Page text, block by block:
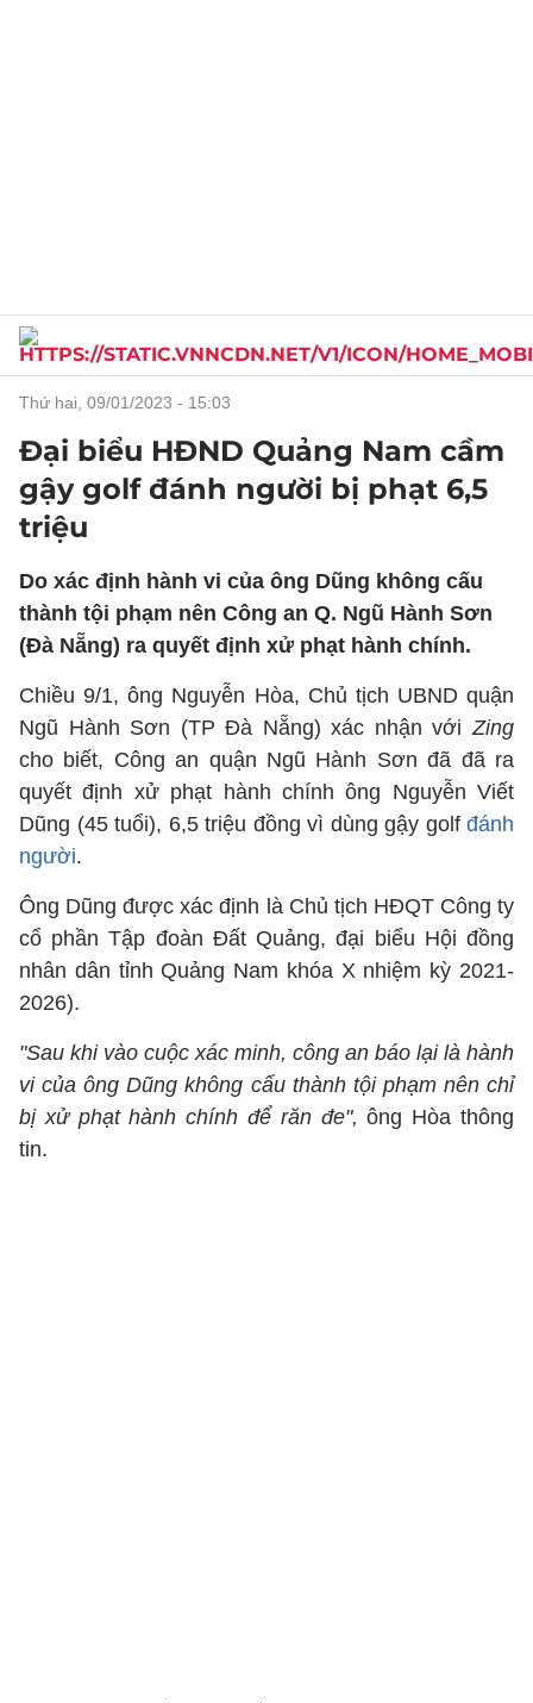
thứ hai, 09/01/2023 - 15:03
Đại biểu HĐND Quảng Nam cầm
gậy golf đánh người bị phạt 6,5
triệu
Do xác định hành vi của ông Dũng không cấu
thành tội phạm nên Công an Q. Ngũ Hành Sơn
(Đà Nẵng) ra quyết định xử phạt hành chính.
Chiều 9/1, ông Nguyễn Hòa, Chủ tịch UBND quận
Ngũ Hành Sơn (TP Đà Nẵng) xác nhận vớiZing
cho biết, Công an quận Ngũ Hành Sơn đã đã ra
quyết định xử phạt hành chính ông Nguyễn Viết
Dũng (45 tuổi), 6,5 triệu đồng vì dùng gậy golf đánh
người.
Ông Dũng được xác định là Chủ tịch HĐQT Công ty
cổ phần Tập đoàn Đất Quảng, đại biểu Hội đồng
nhân dân tỉnh Quảng Nam khóa X nhiệm kỳ 2021-
2026).
"Sau khi vào cuộc xác minh, công an báo lại là hành
vi của ông Dũng không cấu thành tội phạm nên chỉ
bị xử phạt hành chính để răn đe", ông Hòa thông
tin.